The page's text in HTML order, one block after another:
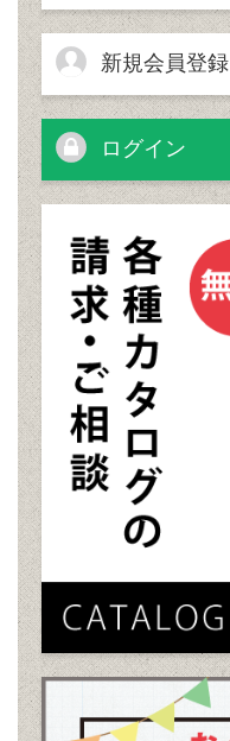
新規会員登録
ログイン